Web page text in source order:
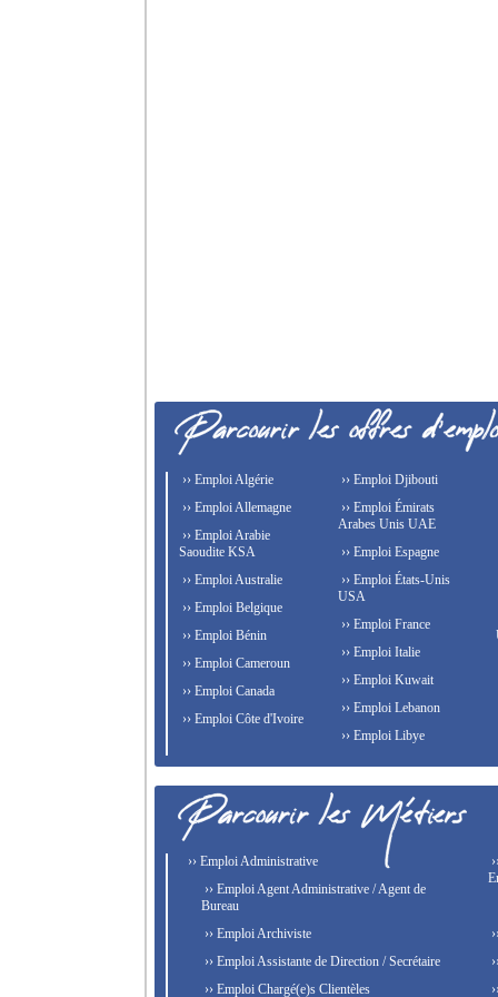
›› Emploi Algérie
›› Emploi Allemagne
›› Emploi Arabie
Saoudite KSA
›› Emploi Australie
›› Emploi Belgique
›› Emploi Bénin
›› Emploi Cameroun
›› Emploi Canada
›› Emploi Côte d'Ivoire
›› Emploi Djibouti
›› Emploi Émirats
Arabes Unis UAE
›› Emploi Espagne
›› Emploi États-Unis
USA
›› Emploi France
›› Emploi Italie
›› Emploi Kuwait
›› Emploi Lebanon
›› Emploi Libye
›› Emploi Administrative
›› Emploi Agent Administrative / Agent de
Bureau
›› Emploi Archiviste
›› Emploi Assistante de Direction / Secrétaire
›› Emploi Chargé(e)s Clientèles